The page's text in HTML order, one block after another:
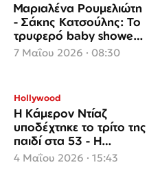
Μαριαλένα Ρουμελιώτη
- Σάκης Κατσούλης: Το
τρυφερό baby shower
λίγο πριν γίνουν γονείς
7 Μαΐου 2026 · 08:30
Hollywood
Η Κάμερον Ντίαζ
υποδέχτηκε το τρίτο της
παιδί στα 53 - Η
συγκινητική
4 Μαΐου 2026 · 15:43